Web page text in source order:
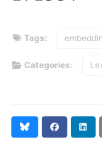
Tags:
Categories:
BlueskyFacebook